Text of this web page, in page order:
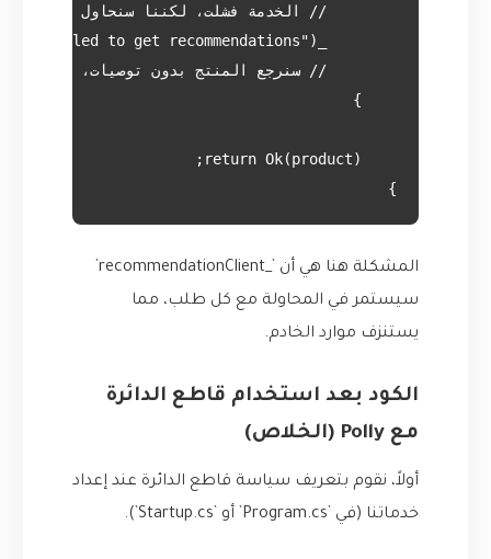
}
سيستمر في المحاولة مع كل طلب، مما
يستنزف موارد الخادم.
الكود بعد استخدام قاطع الدائرة
مع Polly (الخلاص)
أولاً، نقوم بتعريف سياسة قاطع الدائرة عند إعداد
خدماتنا (في `Program.cs` أو `Startup.cs`).